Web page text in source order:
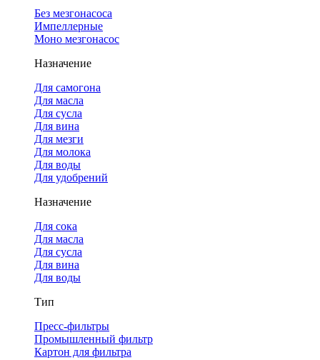
Без мезгонасоса
Импеллерные
Моно мезгонасос
Назначение
Для самогона
Для масла
Для сусла
Для вина
Для мезги
Для молока
Для воды
Для удобрений
Назначение
Для сока
Для масла
Для сусла
Для вина
Для воды
Тип
Пресс-фильтры
Промышленный фильтр
Картон для фильтра